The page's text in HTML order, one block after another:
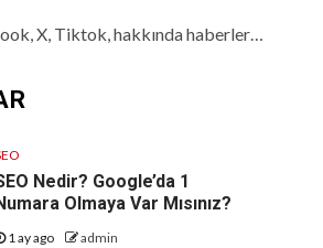
X, Tiktok, hakkında haberler…
Nedir? Google’da 1
Olmaya Var Mısınız?
1 ay ago admin